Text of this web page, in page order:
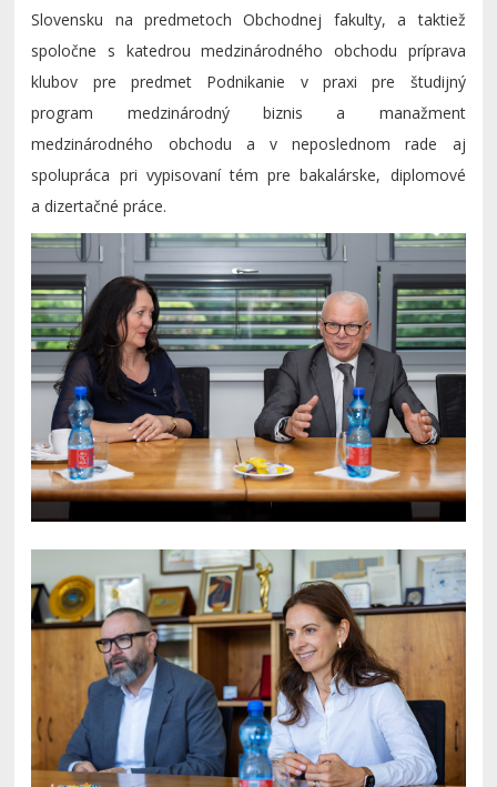
Slovensku na predmetoch Obchodnej fakulty, a taktiež
spoločne s katedrou medzinárodného obchodu príprava
klubov pre predmet Podnikanie v praxi pre študijný
program medzinárodný biznis a manažment
medzinárodného obchodu a v neposlednom rade aj
spolupráca pri vypisovaní tém pre bakalárske, diplomové
a dizertačné práce.